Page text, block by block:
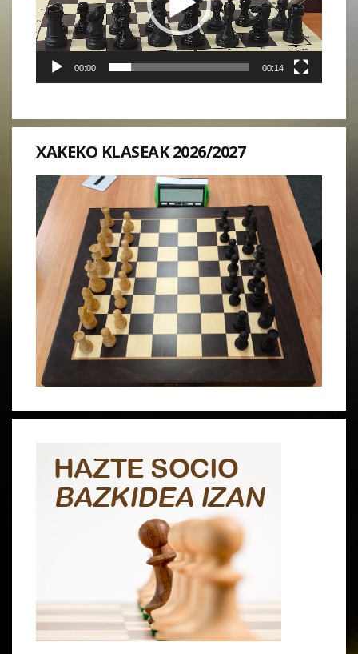
00:00 00:14
XAKEKO KLASEAK 2026/2027